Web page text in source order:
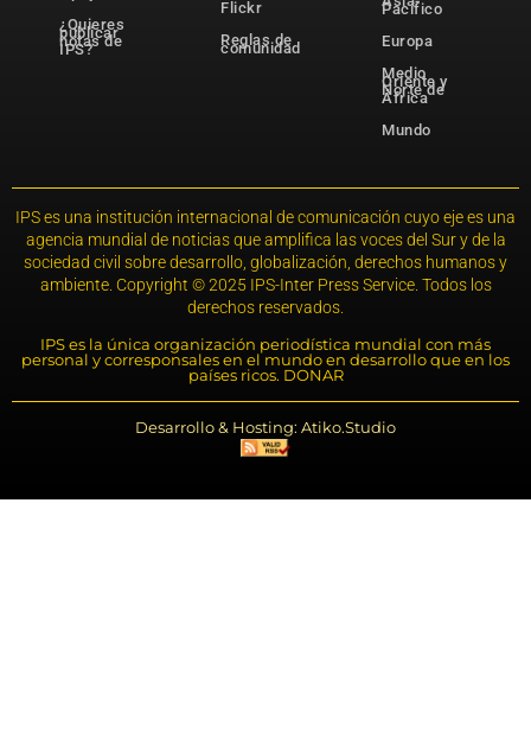
¿Quieres
publicar
notas de
IPS?
Flickr
Reglas de
comunidad
Pacífico
Europa
Medio
Oriente y
Norte de
África
Mundo
IPS es una institución internacional de comunicación cuyo eje es una
agencia mundial de noticias que amplifica las voces del Sur y de la
sociedad civil sobre desarrollo, globalización, derechos humanos y
ambiente. Copyright © 2025 IPS-Inter Press Service. Todos los
derechos reservados.
IPS es la única organización periodística mundial con más
personal y corresponsales en el mundo en desarrollo que en los
países ricos. DONAR
Desarrollo & Hosting: Atiko.Studio